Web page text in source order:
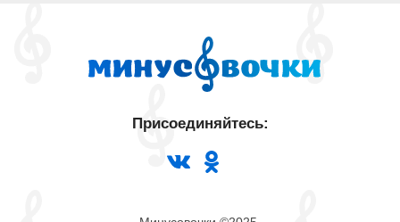
Присоединяйтесь: